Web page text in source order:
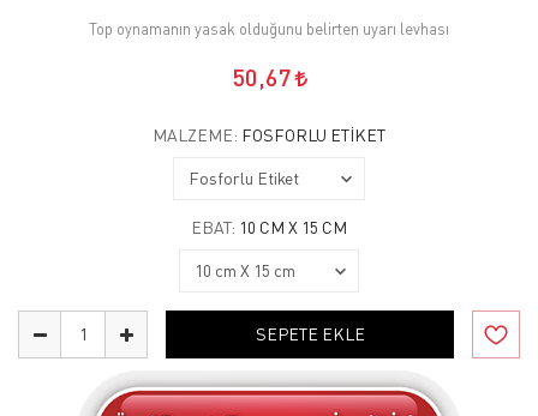
Top oynamanın yasak olduğunu belirten uyarı levhası
50,67
MALZEME: FOSFORLU ETIKET
EBAT: 10 CM X 15 CM
SEPETE EKLE